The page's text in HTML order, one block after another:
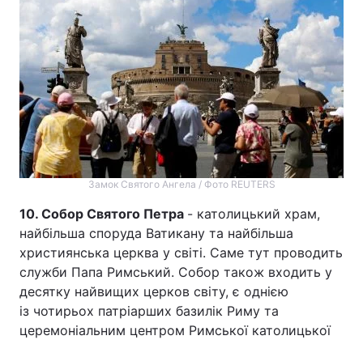
Замок Святого Ангела / Фото REUTERS
10. Собор Святого Петра - католицький храм,
найбільша споруда Ватикану та найбільша
християнська церква у світі. Саме тут проводить
служби Папа Римський. Собор також входить у
десятку найвищих церков світу, є однією
із чотирьох патріарших базилік Риму та
церемоніальним центром Римської католицької